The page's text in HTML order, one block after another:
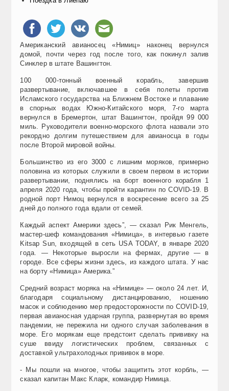
Американский авианосец «Нимиц» наконец вернулся
домой, почти через год после того, как покинул залив
Синклер в штате Вашингтон.
100 000-тонный военный корабль, завершив
развертывание, включавшее в себя полеты против
Исламского государства на Ближнем Востоке и плавание
в спорных водах Южно-Китайского моря, 7-го марта
вернулся в Бремертон, штат Вашингтон, пройдя 99 000
миль. Руководители военно-морского флота назвали это
рекордно долгим путешествием для авианосца в годы
после Второй мировой войны.
Большинство из его 3000 с лишним моряков, примерно
половина из которых служили в своем первом в истории
развертывании, поднялись на борт военного корабля 1
апреля 2020 года, чтобы пройти карантин по COVID-19. В
родной порт Нимоц вернулся в воскресение всего за 25
дней до полного года вдали от семей.
Каждый аспект Америки здесь”, — сказал Рик Менгель,
мастер-шеф командования «Нимица», в интервью газете
Kitsap Sun, входящей в сеть USA TODAY, в январе 2020
года. — Некоторые выросли на фермах, другие — в
городе. Все сферы жизни здесь, из каждого штата. У нас
на борту «Нимица» Америка.”
Средний возраст моряка на «Нимице» — около 24 лет. И,
благодаря социальному дистанцированию, ношению
масок и соблюдению мер предосторожности по COVID-19,
первая авианосная ударная группа, развернутая во время
пандемии, не пережила ни одного случая заболевания в
море. Его морякам еще предстоит сделать прививку на
суше ввиду логистических проблем, связанных с
доставкой ультрахолодных прививок в море.
- Мы пошли на многое, чтобы защитить этот корбль, —
сказал капитан Макс Кларк, командир Нимица.